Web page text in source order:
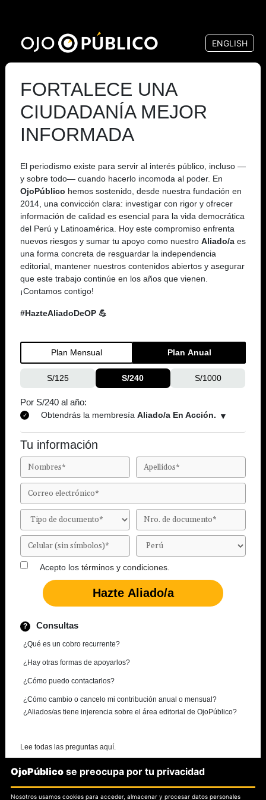
contenido
principal
ENGLISH
FORTALECE UNA
CIUDADANÍA MEJOR
INFORMADA
El periodismo existe para servir al interés público, incluso —
y sobre todo— cuando hacerlo incomoda al poder. En
OjoPúblico hemos sostenido, desde nuestra fundación en
2014, una convicción clara: investigar con rigor y ofrecer
información de calidad es esencial para la vida democrática
del Perú y Latinoamérica. Hoy este compromiso enfrenta
nuevos riesgos y sumar tu apoyo como nuestro Aliado/a es
una forma concreta de resguardar la independencia
editorial, mantener nuestros contenidos abiertos y asegurar
que este trabajo continúe en los años que vienen.
¡Contamos contigo!
#HazteAliadoDeOP 💪
Plan Mensual Plan Anual
S/125 S/240 S/1000
Por S/240 al año:
Obtendrás la membresía Aliado/a En Acción.
Tu información
Acepto los términos y condiciones.
Consultas
¿Qué es un cobro recurrente?
¿Hay otras formas de apoyarlos?
¿Cómo puedo contactarlos?
¿Cómo cambio o cancelo mi contribución anual o mensual?
¿Aliados/as tiene injerencia sobre el área editorial de OjoPúblico?
Lee todas las preguntas aquí.
¿Necesitas más información?
OjoPúblico se preocupa por tu privacidad
Nosotros usamos cookies para acceder, almacenar y procesar datos personales